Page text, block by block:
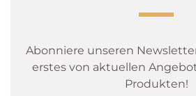
Abonniere unseren
erstes von aktuellen
Produkten!